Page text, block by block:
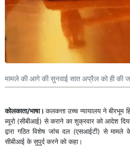
मामले की आगे की सुनवाई सात अप्रैल को ही की
कोलकाता/भाषा।कलकत्ता उच्च न्यायालय ने बीरभूम
ब्यूरो (सीबीआई) से कराने का शुक्रवार को आदेश
द्वारा गठित विशेष जांच दल (एसआईटी) से मामले
सीबीआई के सुपुर्द करने को कहा।